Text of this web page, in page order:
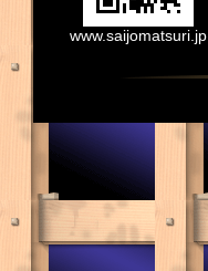
www.saijomatsuri.jp